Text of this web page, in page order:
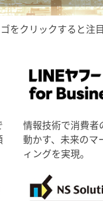
をクリックすると注
情報技術で消費者
動かす、未来のマ
ィングを実現。